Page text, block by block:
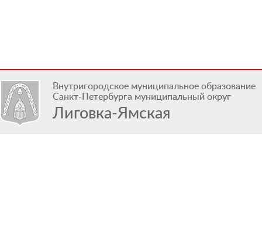
Внутригородское муниципальное образование
Санкт-Петербурга муниципальный округ
Лиговка-Ямская